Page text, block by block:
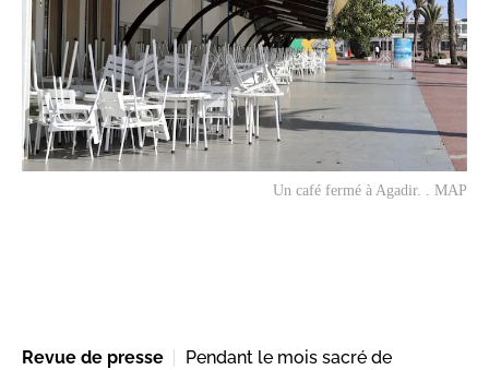
Un café fermé à Agadir. . MAP
Revue de presse
Pendant le mois sacré de